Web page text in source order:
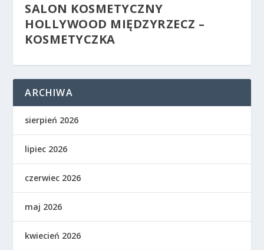
SALON KOSMETYCZNY
HOLLYWOOD MIĘDZYRZECZ –
KOSMETYCZKA
ARCHIWA
sierpień 2026
lipiec 2026
czerwiec 2026
maj 2026
kwiecień 2026